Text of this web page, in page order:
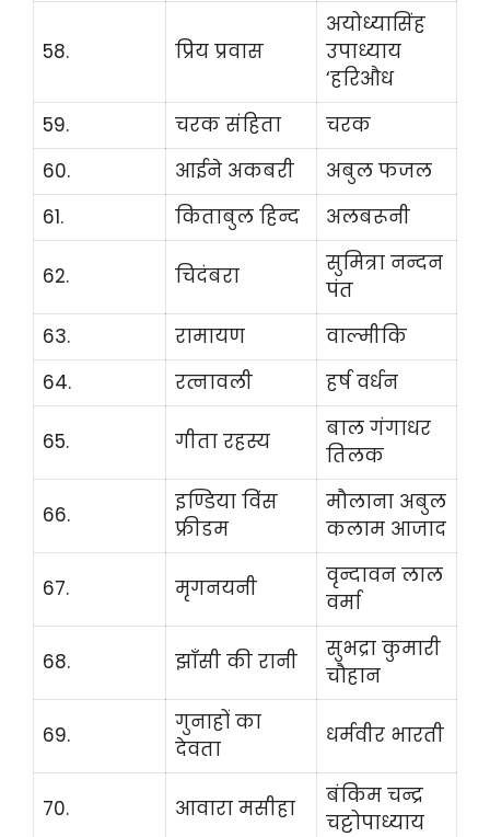
58. प्रिय प्रवास
अयोध्यासिंह
उपाध्याय
‘हरिऔध
59.
चरक संहिता
चरक
60.
आईने अकबरी
अबुल फजल
61.
किताबुल हिन्द अलबरूनी
62. चिदंबरा
सुमित्रा नन्दन
पंत
63.
रामायण
वाल्मीकि
64.
रत्नावली हर्ष वर्धन
65. गीता रहस्य
बाल गंगाधर
तिलक
66.
इण्डिया विंस
फ्रीडम
मौलाना अबुल
कलाम आजाद
67. मृगनयनी
वृन्दावन लाल
वर्मा
68. झाँसी की रानी
सुभद्रा कुमारी
चौहान
69.
गुनाहों का
देवता
धर्मवीर भारती
70. आवारा मसीहा
बंकिम चन्द्र
चट्टोपाध्याय